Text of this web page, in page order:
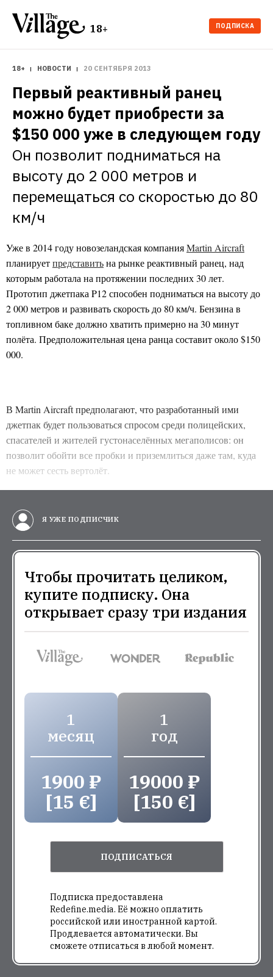
18+ ПОДПИСКА
18+ НОВОСТИ 20 СЕНТЯБРЯ 2013
Первый реактивный ранец
можно будет приобрести за
$150 000 уже в следующем году
Он позволит подниматься на
высоту до 2 000 метров и
перемещаться со скоростью до 80
км/ч
Уже в 2014 году новозеландская компанияMartin Aircraft
планируетпредставитьна рынке реактивный ранец, над
которым работала на протяжении последних 30 лет.
Прототип джетпака P12 способен подниматься на высоту до
2 000 метров и развивать скорость до 80 км/ч. Бензина в
топливном баке должно хватить примерно на 30 минут
полёта. Предположительная цена ранца составит около $150
000.
В Martin Aircraft предполагают, что разработанный ими
джетпак будет пользоваться спросом среди полицейских,
спасателей и жителей густонаселённых мегаполисов: он
позволит обойти все пробки и приземлиться даже там, куда
не может сесть вертолёт.
Я УЖЕ ПОДПИСЧИК
Чтобы прочитать целиком,
купите подписку. Она
открывает сразу три издания
1
месяц
1900 ₽
[15 €]
1
год
19000 ₽
[150 €]
ПОДПИСАТЬСЯ
Подписка предоставлена
Redefine.media. Её можно оплатить
российской или иностранной картой.
Продлевается автоматически. Вы
сможете отписаться в любой момент.